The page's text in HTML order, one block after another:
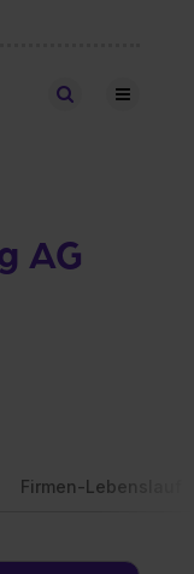
Stellen finden
AG
Firmen-Lebenslauf